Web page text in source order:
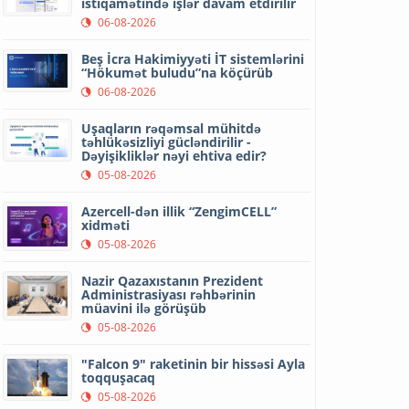
06-08-2026
Beş İcra Hakimiyyəti İT sistemlərini
“Hökumət buludu”na köçürüb
06-08-2026
Uşaqların rəqəmsal mühitdə
təhlükəsizliyi gücləndirilir -
Dəyişikliklər nəyi ehtiva edir?
05-08-2026
Azercell-dən illik “ZengimCELL”
xidməti
05-08-2026
Nazir Qazaxıstanın Prezident
Administrasiyası rəhbərinin
müavini ilə görüşüb
05-08-2026
"Falcon 9" raketinin bir hissəsi Ayla
toqquşacaq
05-08-2026